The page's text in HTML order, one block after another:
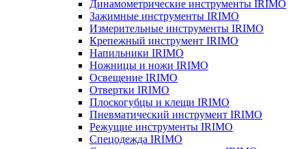
Динамометрические инструменты IRIMO
Зажимные инструменты IRIMO
Измерительные инструменты IRIMO
Крепежный инструмент IRIMO
Напильники IRIMO
Ножницы и ножи IRIMO
Освещение IRIMO
Отвертки IRIMO
Плоскогубцы и клещи IRIMO
Пневматический инструмент IRIMO
Режущие инструменты IRIMO
Спецодежда IRIMO